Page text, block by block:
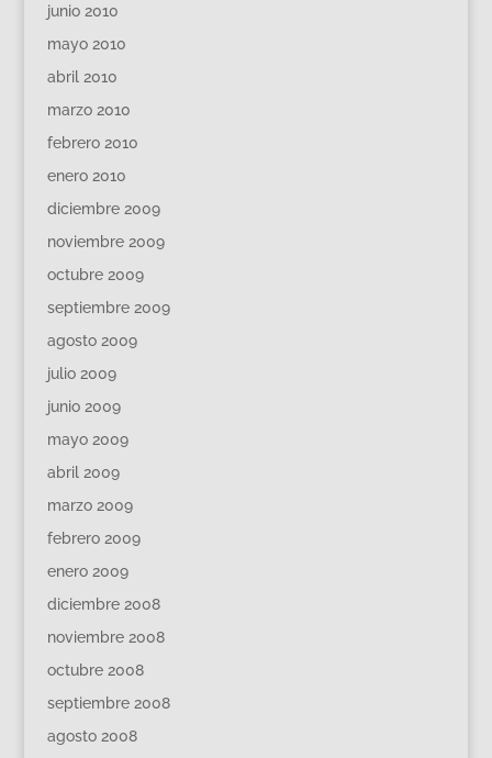
junio 2010
mayo 2010
abril 2010
marzo 2010
febrero 2010
enero 2010
diciembre 2009
noviembre 2009
octubre 2009
septiembre 2009
agosto 2009
julio 2009
junio 2009
mayo 2009
abril 2009
marzo 2009
febrero 2009
enero 2009
diciembre 2008
noviembre 2008
octubre 2008
septiembre 2008
agosto 2008